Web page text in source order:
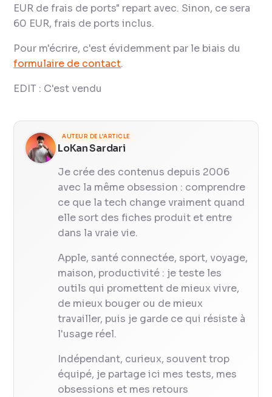
EUR de frais de ports" repart avec. Sinon, ce sera
60 EUR, frais de ports inclus.
Pour m'écrire, c'est évidemment par le biais du
formulaire de contact.
EDIT : C'est vendu
AUTEUR DE L'ARTICLE
LoKan Sardari
Je crée des contenus depuis 2006
avec la même obsession : comprendre
ce que la tech change vraiment quand
elle sort des fiches produit et entre
dans la vraie vie.
Apple, santé connectée, sport, voyage,
maison, productivité : je teste les
outils qui promettent de mieux vivre,
de mieux bouger ou de mieux
travailler, puis je garde ce qui résiste à
l'usage réel.
Indépendant, curieux, souvent trop
équipé, je partage ici mes tests, mes
obsessions et mes retours